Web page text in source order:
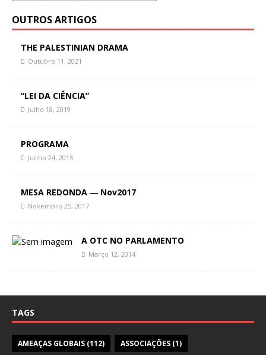
OUTROS ARTIGOS
THE PALESTINIAN DRAMA
Outubro 11, 2021
“LEI DA CIÊNCIA”
Julho 18, 2019
PROGRAMA
Junho 24, 2015
MESA REDONDA ― Nov2017
Novembro 25, 2017
A OTC NO PARLAMENTO
Março 12, 2014
TAGS
AMEAÇAS GLOBAIS (112) ASSOCIAÇÕES (1)